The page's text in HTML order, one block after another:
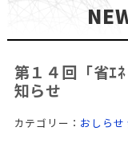
第１４回「省ｴ
知らせ
カテゴリー： おしらせ